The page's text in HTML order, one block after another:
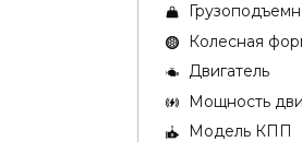
Колесная
Двигатель
Мощность
Модель КПП